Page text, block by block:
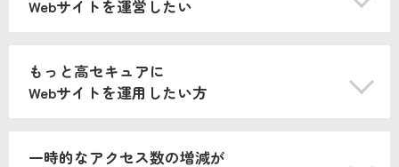
Webサイトを運営したい
もっと高セキュアに
Webサイトを運用したい方
一時的なアクセス数の増減が